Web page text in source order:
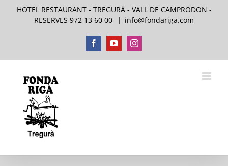
HOTEL RESTAURANT - TREGURÀ - VALL DE CAMPRODON -
RESERVES 972 13 60 00
| info@fondariga.com
FacebookYouTubeInstagram